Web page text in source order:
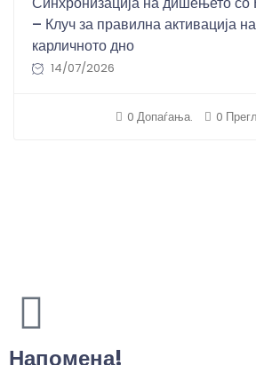
– Клуч за правилна активација
карличното дно
14/07/2026
0 Допаѓања. 0
Напомена!